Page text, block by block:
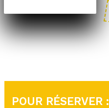
POUR RÉSERVER :